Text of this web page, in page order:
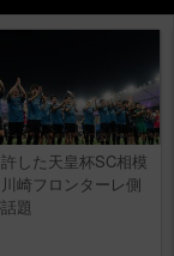
した天皇杯SC相模
崎フロンターレ側
題